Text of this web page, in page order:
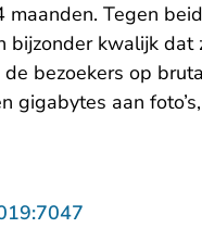
Tegen
bijzonder kwalijk
bezoekers op
gigabytes aan